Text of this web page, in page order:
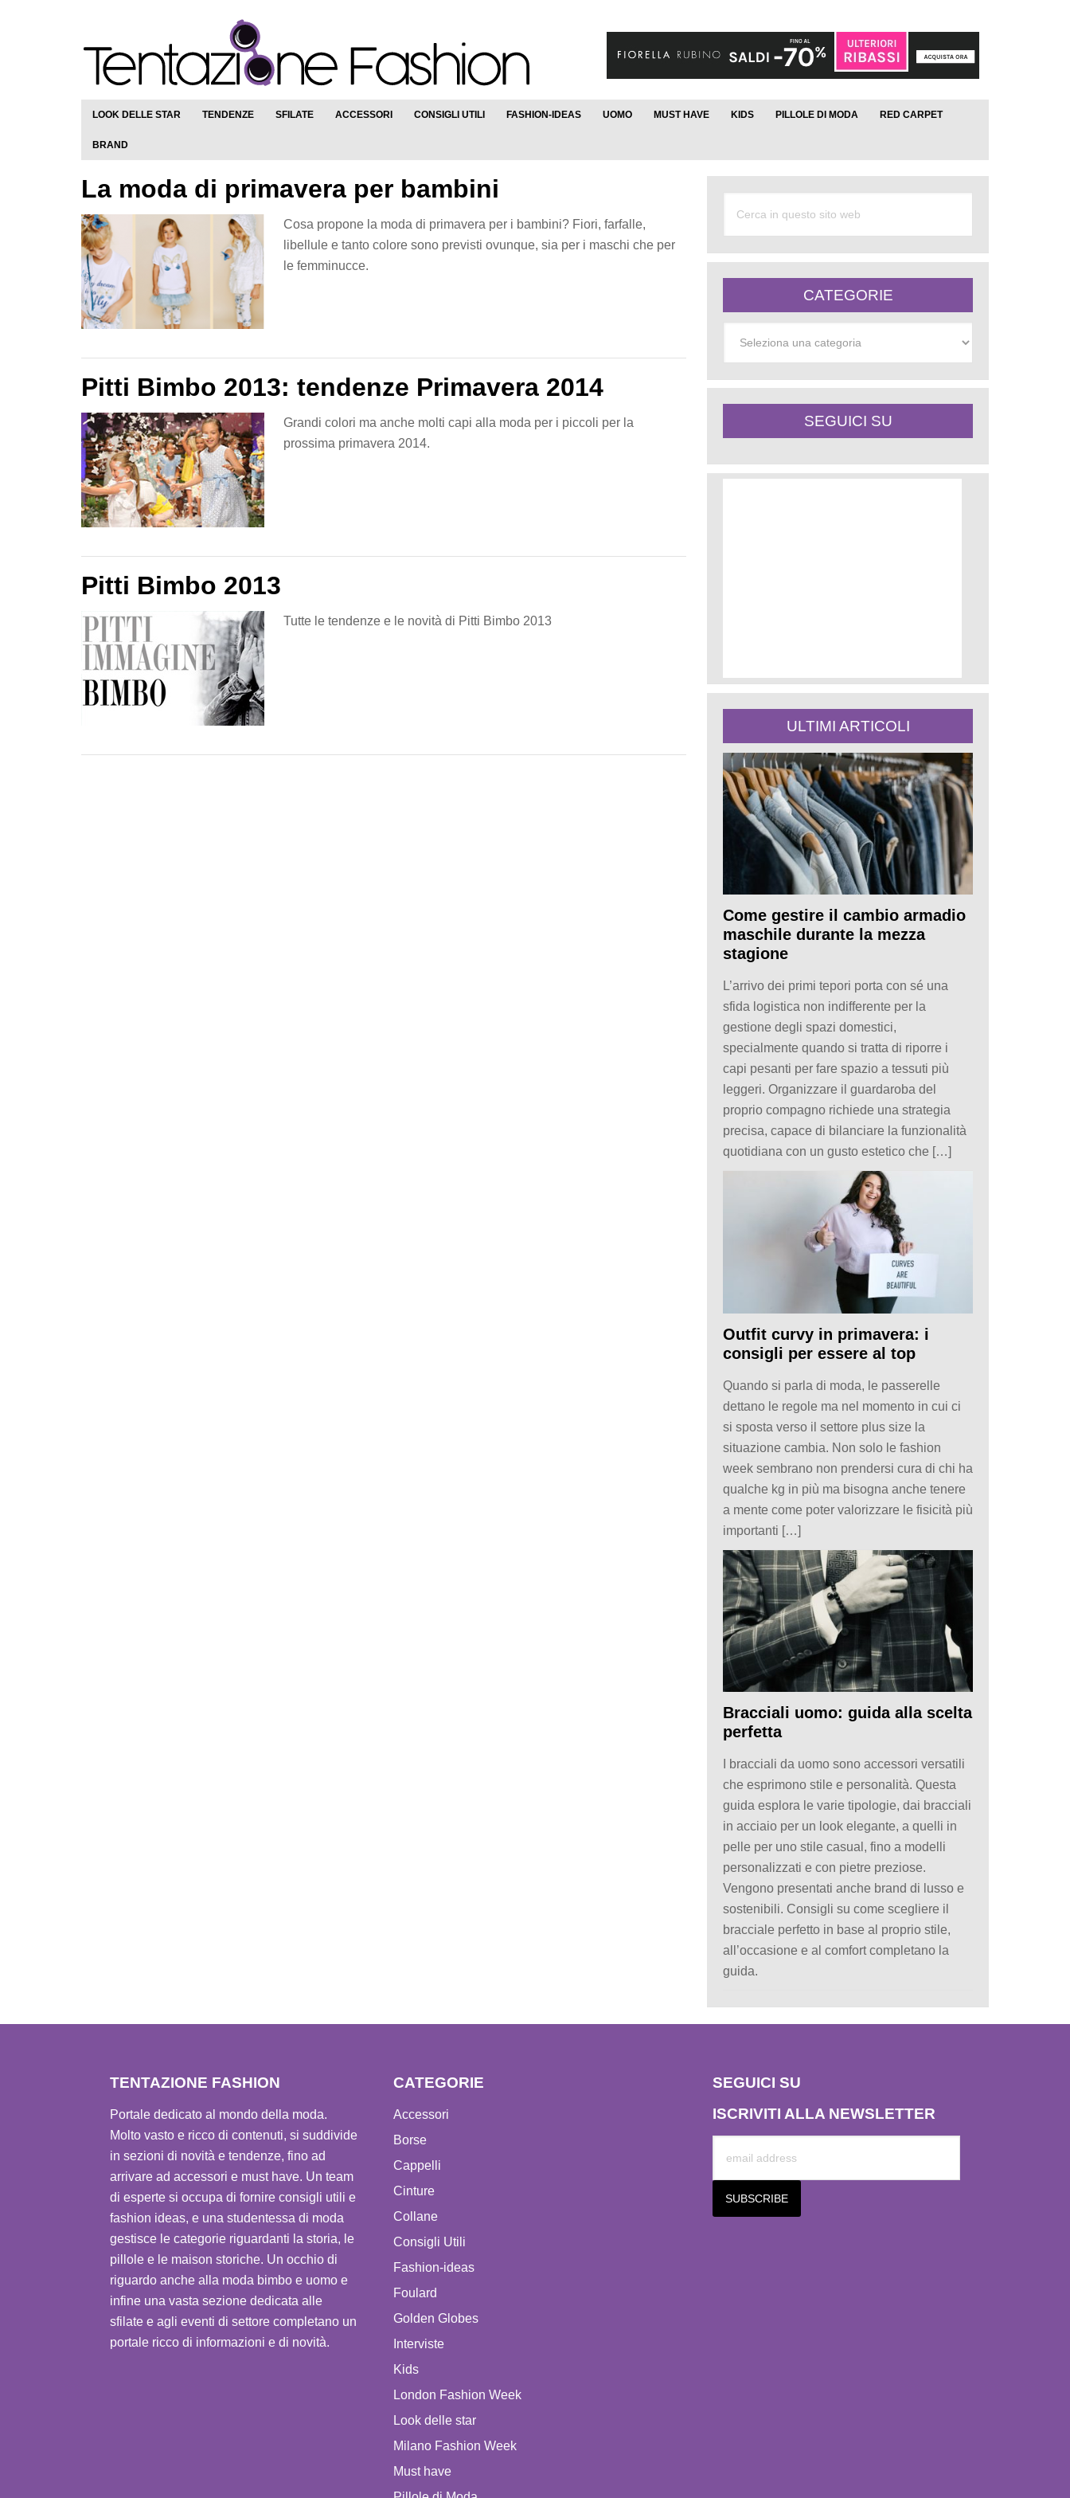
LOOK DELLE STAR TENDENZE SFILATE ACCESSORI CONSIGLI UTILI FASHION-IDEAS UOMO MUST HAVE KIDS PILLOLE DI MODA RED CARPET
BRAND
La moda di primavera per bambini
Cosa propone la moda di primavera per i bambini? Fiori, farfalle,
libellule e tanto colore sono previsti ovunque, sia per i maschi che per
le femminucce.
Pitti Bimbo 2013: tendenze Primavera 2014
Grandi colori ma anche molti capi alla moda per i piccoli per la
prossima primavera 2014.
Pitti Bimbo 2013
Tutte le tendenze e le novità di Pitti Bimbo 2013
CATEGORIE
SEGUICI SU
ULTIMI ARTICOLI
Come gestire il cambio armadio
maschile durante la mezza
stagione
L’arrivo dei primi tepori porta con sé una
sfida logistica non indifferente per la
gestione degli spazi domestici,
specialmente quando si tratta di riporre i
capi pesanti per fare spazio a tessuti più
leggeri. Organizzare il guardaroba del
proprio compagno richiede una strategia
precisa, capace di bilanciare la funzionalità
quotidiana con un gusto estetico che […]
Outfit curvy in primavera: i
consigli per essere al top
Quando si parla di moda, le passerelle
dettano le regole ma nel momento in cui ci
si sposta verso il settore plus size la
situazione cambia. Non solo le fashion
week sembrano non prendersi cura di chi ha
qualche kg in più ma bisogna anche tenere
a mente come poter valorizzare le fisicità più
importanti […]
Bracciali uomo: guida alla scelta
perfetta
I bracciali da uomo sono accessori versatili
che esprimono stile e personalità. Questa
guida esplora le varie tipologie, dai bracciali
in acciaio per un look elegante, a quelli in
pelle per uno stile casual, fino a modelli
personalizzati e con pietre preziose.
Vengono presentati anche brand di lusso e
sostenibili. Consigli su come scegliere il
bracciale perfetto in base al proprio stile,
all’occasione e al comfort completano la
guida.
TENTAZIONE FASHION
Portale dedicato al mondo della moda.
Molto vasto e ricco di contenuti, si suddivide
in sezioni di novità e tendenze, fino ad
arrivare ad accessori e must have. Un team
di esperte si occupa di fornire consigli utili e
fashion ideas, e una studentessa di moda
gestisce le categorie riguardanti la storia, le
pillole e le maison storiche. Un occhio di
riguardo anche alla moda bimbo e uomo e
infine una vasta sezione dedicata alle
sfilate e agli eventi di settore completano un
portale ricco di informazioni e di novità.
CATEGORIE
Accessori
Borse
Cappelli
Cinture
Collane
Consigli Utili
Fashion-ideas
Foulard
Golden Globes
Interviste
Kids
London Fashion Week
Look delle star
Milano Fashion Week
Must have
SEGUICI SU
ISCRIVITI ALLA NEWSLETTER